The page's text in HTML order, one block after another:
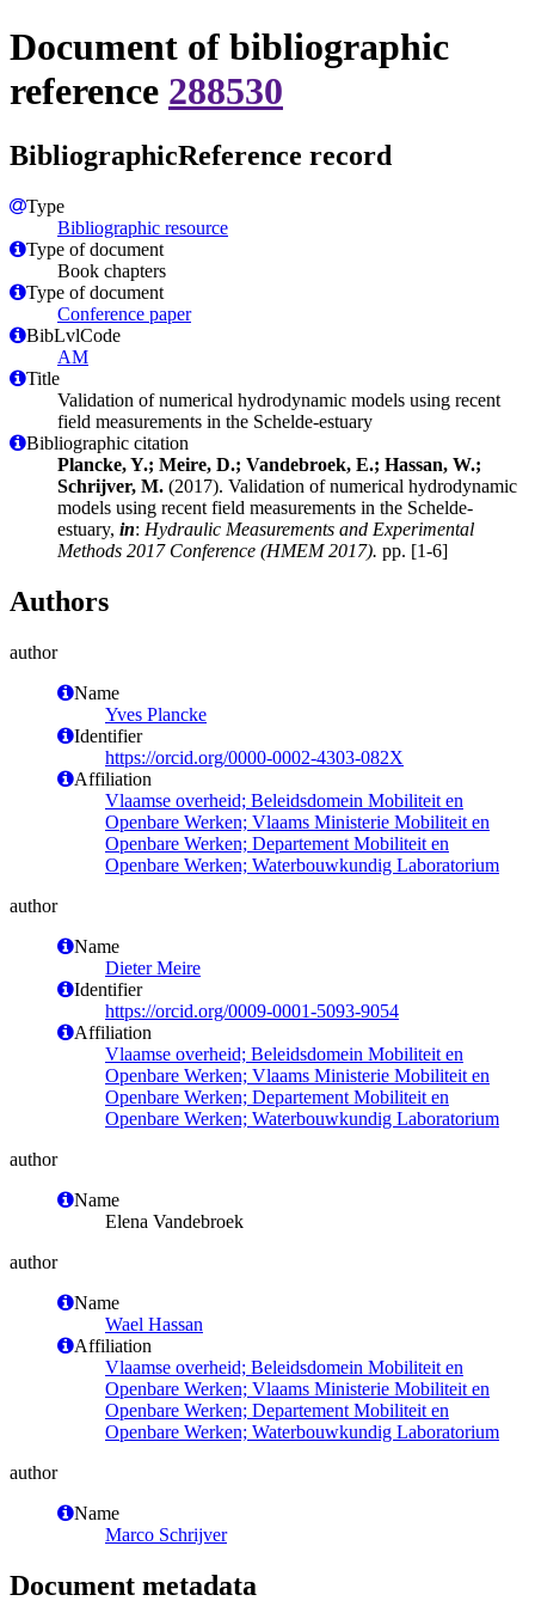
Document of bibliographic
reference 288530
BibliographicReference record
Type
Bibliographic resource
Type of document
Book chapters
Type of document
Conference paper
BibLvlCode
AM
Title
Validation of numerical hydrodynamic models using recent
field measurements in the Schelde-estuary
Bibliographic citation
Plancke, Y.; Meire, D.; Vandebroek, E.; Hassan, W.;
Schrijver, M. (2017). Validation of numerical hydrodynamic
models using recent field measurements in the Schelde-
estuary, in: Hydraulic Measurements and Experimental
Methods 2017 Conference (HMEM 2017). pp. [1-6]
Authors
author
Name
Yves Plancke
Identifier
https://orcid.org/0000-0002-4303-082X
Affiliation
Vlaamse overheid; Beleidsdomein Mobiliteit en
Openbare Werken; Vlaams Ministerie Mobiliteit en
Openbare Werken; Departement Mobiliteit en
Openbare Werken; Waterbouwkundig Laboratorium
author
Name
Dieter Meire
Identifier
https://orcid.org/0009-0001-5093-9054
Affiliation
Vlaamse overheid; Beleidsdomein Mobiliteit en
Openbare Werken; Vlaams Ministerie Mobiliteit en
Openbare Werken; Departement Mobiliteit en
Openbare Werken; Waterbouwkundig Laboratorium
author
Name
Elena Vandebroek
author
Name
Wael Hassan
Affiliation
Vlaamse overheid; Beleidsdomein Mobiliteit en
Openbare Werken; Vlaams Ministerie Mobiliteit en
Openbare Werken; Departement Mobiliteit en
Openbare Werken; Waterbouwkundig Laboratorium
author
Name
Marco Schrijver
Document metadata